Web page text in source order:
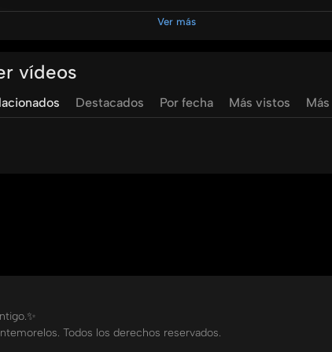
de la cultura y la percepción moral de la
y autenticidad en sus elecciones de moda.
Ver más
vídeos
Destacados Por fecha Más vistos
Todos los derechos reservados.